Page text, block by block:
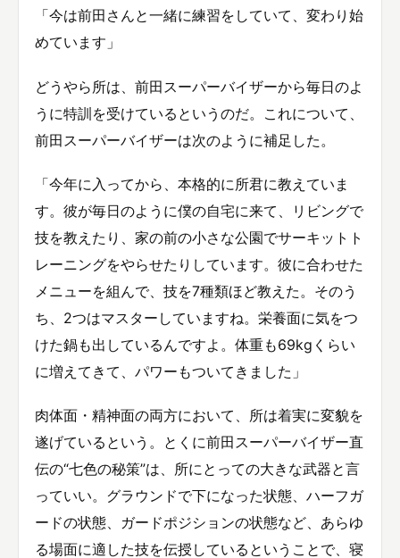
「今は前田さんと一緒に練習をしていて、変わり始
めています」
どうやら所は、前田スーパーバイザーから毎日のよ
うに特訓を受けているというのだ。これについて、
前田スーパーバイザーは次のように補足した。
「今年に入ってから、本格的に所君に教えていま
す。彼が毎日のように僕の自宅に来て、リビングで
技を教えたり、家の前の小さな公園でサーキットト
レーニングをやらせたりしています。彼に合わせた
メニューを組んで、技を7種類ほど教えた。そのう
ち、2つはマスターしていますね。栄養面に気をつ
けた鍋も出しているんですよ。体重も69kgくらい
に増えてきて、パワーもついてきました」
肉体面・精神面の両方において、所は着実に変貌を
遂げているという。とくに前田スーパーバイザー直
伝の“七色の秘策”は、所にとっての大きな武器と言
っていい。グラウンドで下になった状態、ハーフガ
ードの状態、ガードポジションの状態など、あらゆ
る場面に適した技を伝授しているということで、寝